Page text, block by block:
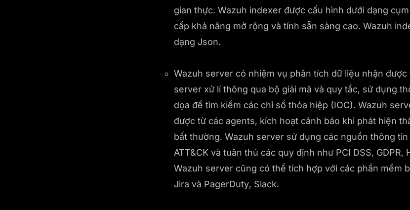
gian thực. Wazuh indexer được cấu hình dưới dạng
cấp khả năng mở rộng và tính sẵn sàng cao. Wazuh
dạng Json.
Wazuh server có nhiệm vụ phân tích dữ liệu nhận được
server xử lí thông qua bộ giải mã và quy tắc, sử dụng
dọa để tìm kiếm các chỉ số thỏa hiệp (IOC). Wazuh
được từ các agents, kích hoạt cảnh báo khi phát hiện
bất thường. Wazuh server sử dụng các nguồn thông tin
ATT&CK và tuân thủ các quy định như PCI DSS,
Wazuh server cũng có thể tích hợp với các phần mềm
Jira và PagerDuty, Slack.